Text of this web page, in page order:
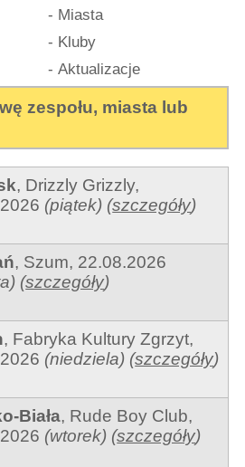
- Miasta
- Kluby
- Aktualizacje
zespołu, miasta lub
, Drizzly Grizzly,
(piątek) (szczegóły)
, Szum, 22.08.2026
(szczegóły)
, Fabryka Kultury Zgrzyt,
(niedziela) (szczegóły)
Biała, Rude Boy Club,
(wtorek) (szczegóły)